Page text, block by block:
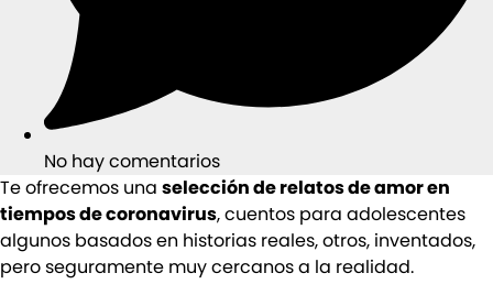
No hay comentarios
Te ofrecemos una selección de relatos de amor en
tiempos de coronavirus, cuentos para adolescentes
algunos basados en historias reales, otros, inventados,
pero seguramente muy cercanos a la realidad.